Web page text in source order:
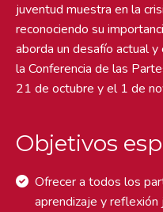
juventud muestra en la
reconociendo su
aborda un desafío actual
la Conferencia de las
21 de octubre y el 1 de
Objetivos
Ofrecer a todos los
aprendizaje y